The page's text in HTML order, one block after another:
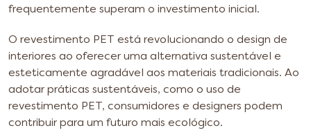
frequentemente superam o investimento inicial.
O revestimento PET está revolucionando o design de
interiores ao oferecer uma alternativa sustentável e
esteticamente agradável aos materiais tradicionais. Ao
adotar práticas sustentáveis, como o uso de
revestimento PET, consumidores e designers podem
contribuir para um futuro mais ecológico.